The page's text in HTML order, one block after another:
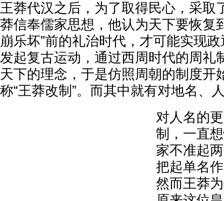
王莽代汉之后，为了取得民心，采取
莽信奉儒家思想，他认为天下要恢复
崩乐坏”前的礼治时代，才可能实现
发起复古运动，通过西周时代的周礼
天下的理念，于是仿照周朝的制度开
称“王莽改制”。而其中就有对地名、
对人名的
制，一直
家不准起
把起单名
然而王莽